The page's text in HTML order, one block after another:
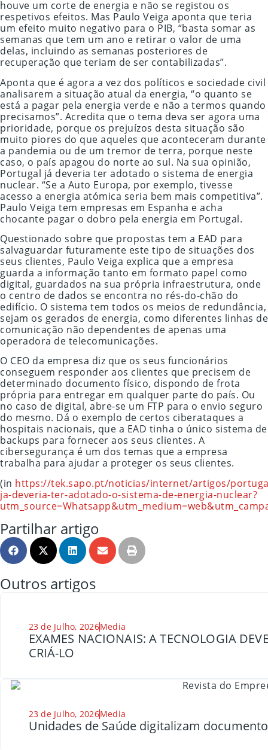
houve um corte de energia e não se registou os
respetivos efeitos. Mas Paulo Veiga aponta que teria
um efeito muito negativo para o PIB, “basta somar as
semanas que tem um ano e retirar o valor de uma
delas, incluindo as semanas posteriores de
recuperação que teriam de ser contabilizadas”.
Aponta que é agora a vez dos políticos e sociedade civil
analisarem a situação atual da energia, “o quanto se
está a pagar pela energia verde e não a termos quando
precisamos”. Acredita que o tema deva ser agora uma
prioridade, porque os prejuízos desta situação são
muito piores do que aqueles que aconteceram durante
a pandemia ou de um tremor de terra, porque neste
caso, o país apagou do norte ao sul. Na sua opinião,
Portugal já deveria ter adotado o sistema de energia
nuclear. “Se a Auto Europa, por exemplo, tivesse
acesso a energia atómica seria bem mais competitiva”.
Paulo Veiga tem empresas em Espanha e acha
chocante pagar o dobro pela energia em Portugal.
Questionado sobre que propostas tem a EAD para
salvaguardar futuramente este tipo de situações dos
seus clientes, Paulo Veiga explica que a empresa
guarda a informação tanto em formato papel como
digital, guardados na sua própria infraestrutura, onde
o centro de dados se encontra no rés-do-chão do
edifício. O sistema tem todos os meios de redundância,
sejam os gerados de energia, como diferentes linhas de
comunicação não dependentes de apenas uma
operadora de telecomunicações.
O CEO da empresa diz que os seus funcionários
conseguem responder aos clientes que precisem de
determinado documento físico, dispondo de frota
própria para entregar em qualquer parte do país. Ou
no caso de digital, abre-se um FTP para o envio seguro
do mesmo. Dá o exemplo de certos ciberataques a
hospitais nacionais, que a EAD tinha o único sistema de
backups para fornecer aos seus clientes. A
cibersegurança é um dos temas que a empresa
trabalha para ajudar a proteger os seus clientes.
(in https://tek.sapo.pt/noticias/internet/artigos/
ja-deveria-ter-adotado-o-sistema-de-energia-nuclear?
Partilhar artigo
Outros artigos
23 de Julho, 2026Media
EXAMES NACIONAIS: A TECNOLOGIA
CRIÁ-LO
23 de Julho, 2026Media
Unidades de Saúde digitalizam